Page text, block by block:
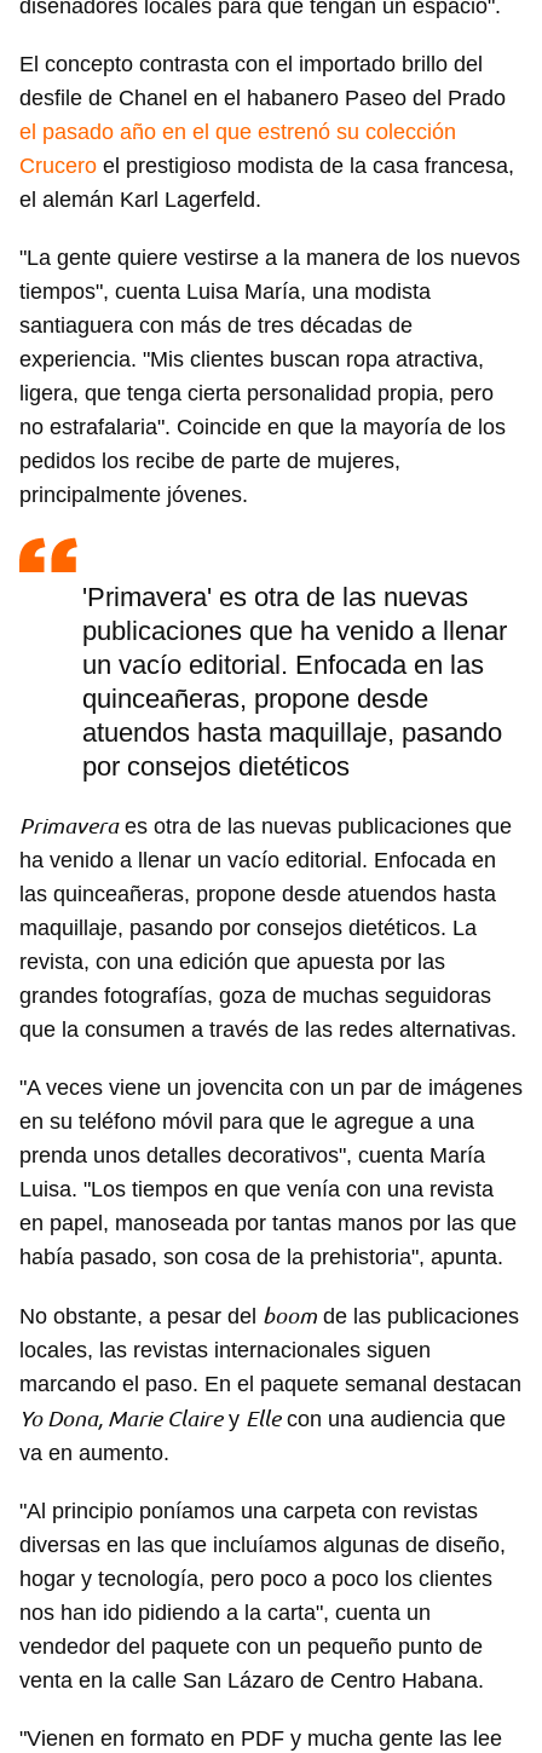
diseñadores locales para que tengan un espacio".
El concepto contrasta con el importado brillo del
desfile de Chanel en el habanero Paseo del Prado
el pasado año en el que estrenó su colección
Crucero el prestigioso modista de la casa francesa,
el alemán Karl Lagerfeld.
"La gente quiere vestirse a la manera de los nuevos
tiempos", cuenta Luisa María, una modista
santiaguera con más de tres décadas de
experiencia. "Mis clientes buscan ropa atractiva,
ligera, que tenga cierta personalidad propia, pero
no estrafalaria". Coincide en que la mayoría de los
pedidos los recibe de parte de mujeres,
principalmente jóvenes.
'Primavera' es otra de las nuevas
publicaciones que ha venido a llenar
un vacío editorial. Enfocada en las
quinceañeras, propone desde
atuendos hasta maquillaje, pasando
por consejos dietéticos
Primaveraes otra de las nuevas publicaciones que
ha venido a llenar un vacío editorial. Enfocada en
las quinceañeras, propone desde atuendos hasta
maquillaje, pasando por consejos dietéticos. La
revista, con una edición que apuesta por las
grandes fotografías, goza de muchas seguidoras
que la consumen a través de las redes alternativas.
"A veces viene un jovencita con un par de imágenes
en su teléfono móvil para que le agregue a una
prenda unos detalles decorativos", cuenta María
Luisa. "Los tiempos en que venía con una revista
en papel, manoseada por tantas manos por las que
había pasado, son cosa de la prehistoria", apunta.
No obstante, a pesar del boom de las publicaciones
locales, las revistas internacionales siguen
marcando el paso. En el paquete semanal destacan
Yo Dona, Marie Clairey Ellecon una audiencia que
va en aumento.
"Al principio poníamos una carpeta con revistas
diversas en las que incluíamos algunas de diseño,
hogar y tecnología, pero poco a poco los clientes
nos han ido pidiendo a la carta", cuenta un
vendedor del paquete con un pequeño punto de
venta en la calle San Lázaro de Centro Habana.
"Vienen en formato en PDF y mucha gente las lee